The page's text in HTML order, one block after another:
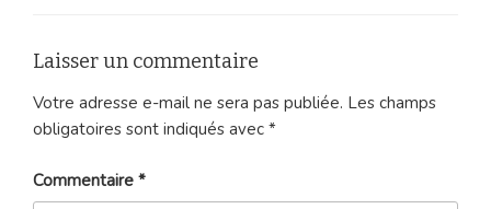
Laisser un commentaire
Votre adresse e-mail ne sera pas publiée. Les champs
obligatoires sont indiqués avec *
Commentaire *